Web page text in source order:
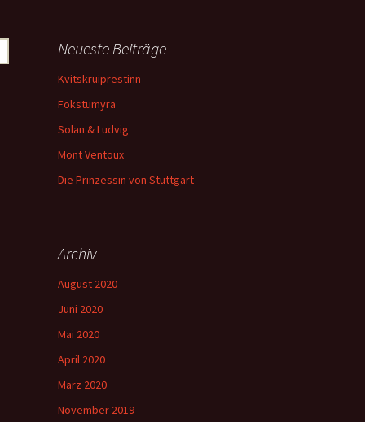
Neueste Beiträge
Kvitskruiprestinn
Fokstumyra
Solan & Ludvig
Mont Ventoux
Die Prinzessin von Stuttgart
Archiv
August 2020
Juni 2020
Mai 2020
April 2020
März 2020
November 2019